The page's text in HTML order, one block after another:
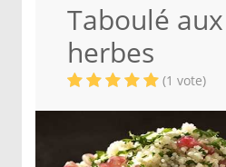
Taboulé aux
herbes
(1 vote)